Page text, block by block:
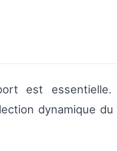
est
dynamique